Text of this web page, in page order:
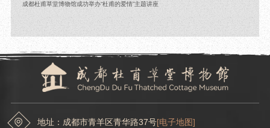
成都杜甫草堂博物馆成功举办“杜甫的爱情”主题讲座
地址：成都市青羊区青华路37号[电子地图]